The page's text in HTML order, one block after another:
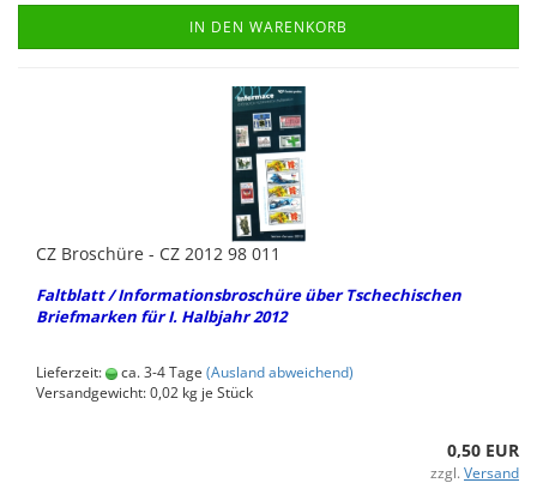
IN DEN WARENKORB
CZ Bro­schü­re - CZ 2012 98 011
Falt­blatt / In­for­ma­ti­ons­bro­schü­re über Tsche­chi­schen
Brief­mar­ken für I. Halb­jahr 2012
Lieferzeit: ca. 3-4 Tage (Ausland abweichend)
Versandgewicht:0,02 kg je Stück
0,50 EUR
zzgl. Versand